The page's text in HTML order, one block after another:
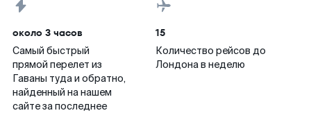
около 3 часов
Самый быстрый
прямой перелет из
Гаваны туда и обратно,
найденный на нашем
сайте за последнее
15
Количество рейсов до
Лондона в неделю